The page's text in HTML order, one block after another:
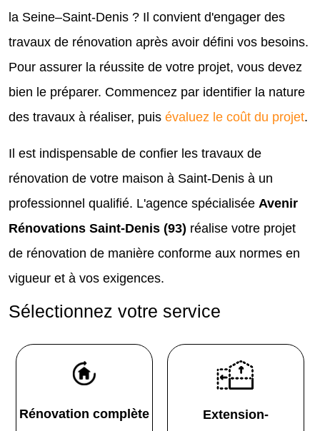
la Seine–Saint-Denis ? Il convient d'engager des
travaux de rénovation après avoir défini vos besoins.
Pour assurer la réussite de votre projet, vous devez
bien le préparer. Commencez par identifier la nature
des travaux à réaliser, puis évaluez le coût du projet.
Il est indispensable de confier les travaux de
rénovation de votre maison à Saint-Denis à un
professionnel qualifié. L'agence spécialisée Avenir
Rénovations Saint-Denis (93) réalise votre projet
de rénovation de manière conforme aux normes en
vigueur et à vos exigences.
Sélectionnez votre service
Rénovation complète
Extension-